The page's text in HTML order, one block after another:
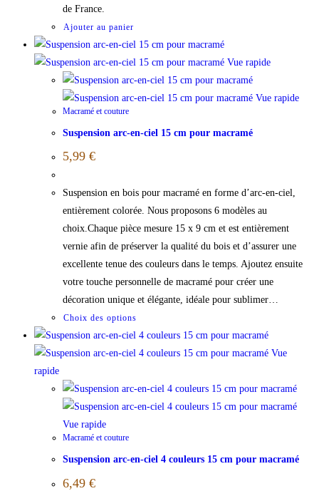
de France.
Ajouter au panier
Vue rapide
Vue rapide
Macramé et couture
Suspension arc-en-ciel 15 cm pour macramé
5,99 €
Suspension en bois pour macramé en forme d’arc-en-ciel,
entièrement colorée. Nous proposons 6 modèles au
choix.Chaque pièce mesure 15 x 9 cm et est entièrement
vernie afin de préserver la qualité du bois et d’assurer une
excellente tenue des couleurs dans le temps. Ajoutez ensuite
votre touche personnelle de macramé pour créer une
décoration unique et élégante, idéale pour sublimer…
Choix des options
Vue
rapide
Vue rapide
Macramé et couture
Suspension arc-en-ciel 4 couleurs 15 cm pour macramé
6,49 €